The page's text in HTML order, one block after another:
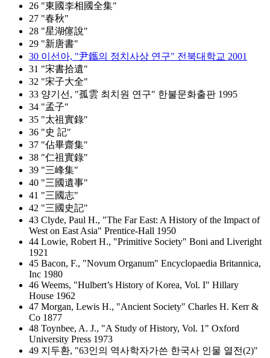
26 "東國李相國全集"
27 "春秋"
28 "星湖僿說"
29 "新唐書"
30 이선아, "尹鑴의 정치사상 연구" 전북대학교 2001
31 "宋書拾遺"
32 "宋子大全"
33 양기선, "孤雲 최치원 연구" 한불문화출판 1995
34 "孟子"
35 "太祖實錄"
36 "史 記"
37 "佔畢齋集"
38 "仁祖實錄"
39 "三峰集"
40 "三國遺事"
41 "三國志"
42 "三國史記"
43 Clyde, Paul H., "The Far East: A History of the Impact of
West on East Asia" Prentice‑Hall 1950
44 Lowie, Robert H., "Primitive Society" Boni and Liveright
1921
45 Bacon, F., "Novum Organum" Encyclopaedia Britannica,
Inc 1980
46 Weems, "Hulbert’s History of Korea, Vol. I" Hillary
House 1962
47 Morgan, Lewis H., "Ancient Society" Charles H. Kerr &
Co 1877
48 Toynbee, A. J., "A Study of History, Vol. 1" Oxford
University Press 1973
49 지두환, "63인의 역사학자가쓴 한국사 인물 열전(2)"